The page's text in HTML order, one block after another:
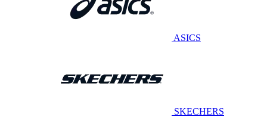
ASICS
SKECHERS